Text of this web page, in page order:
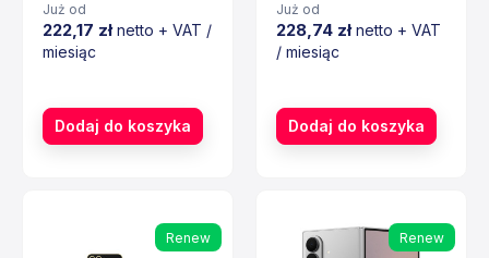
Już od
222,17 złnetto + VAT /
miesiąc
Dodaj do koszyka
Już od
228,74 złnetto + VAT
/ miesiąc
Dodaj do koszyka
Renew Renew